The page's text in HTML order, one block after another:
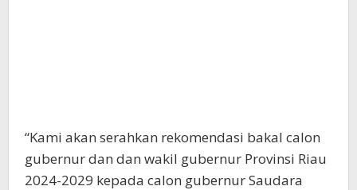
“Kami akan serahkan rekomendasi bakal calon
gubernur dan dan wakil gubernur Provinsi Riau
2024-2029 kepada calon gubernur Saudara